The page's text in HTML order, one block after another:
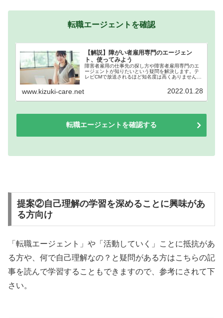
転職エージェントを確認
【解説】障がい者雇用専門のエージェン
ト、使ってみよう
障害者雇用の仕事先の探し方や障害者雇用専門のエ
ージェントが知りたいという疑問を解決します。テ
レビCMで放送されるほど知名度は高くありませんの
ます。実際に仕事で携わったエージェントを解説を
www.kizuki-care.net 2022.01.28
転職エージェントを確認する
提案②自己理解の学習を深めることに興味があ
る方向け
「転職エージェント」や「活動していく」ことに抵抗があ
る方や、何で自己理解なの？と疑問がある方はこちらの記
事を読んで学習することもできますので、参考にされて下
さい。